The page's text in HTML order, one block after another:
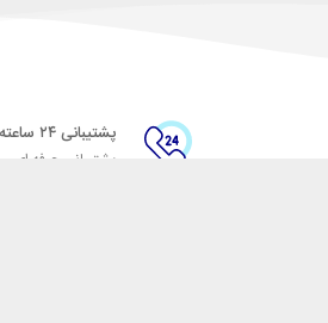
پشتیبانی ۲۴ ساعته
پشتیبانی حرفه ای